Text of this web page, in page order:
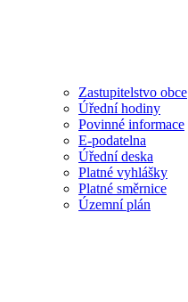
Zastupitelstvo obce
Úřední hodiny
Povinné informace
E-podatelna
Úřední deska
Platné vyhlášky
Platné směrnice
Územní plán